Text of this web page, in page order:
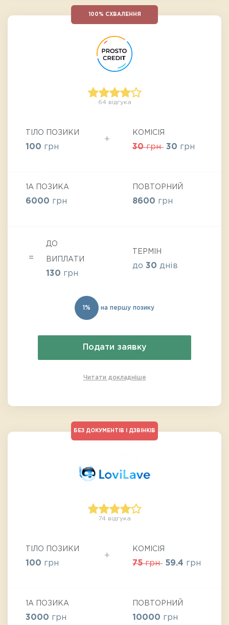
100% СХВАЛЕННЯ
64 відгука
ТІЛО ПОЗИКИ
100 грн
КОМІСІЯ
30грн 30 грн
ДО
ВИПЛАТИ
130 грн
1А ПОЗИКА
6000 грн
ПОВТОРНИЙ
8600 грн
ТЕРМІН
до 30 днів
1% на першу позику
Подати заявку
Читати докладніше
БЕЗ ДОКУМЕНТІВ І ДЗВІНКІВ
74 відгука
ТІЛО ПОЗИКИ
100 грн
КОМІСІЯ
75грн 59.4 грн
1А ПОЗИКА
3000 грн
ПОВТОРНИЙ
10000 грн